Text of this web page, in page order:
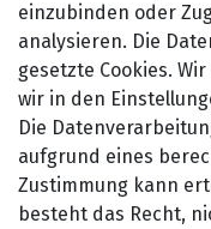
Kontakt
einzubinden oder
analysieren. Die
gesetzte Cookies.
wir in den
Die
aufgrund eines
Zustimmung kann
besteht das Recht,